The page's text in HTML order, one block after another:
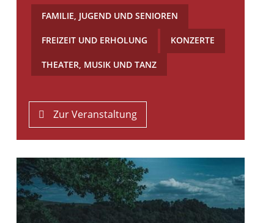
FAMILIE, JUGEND UND SENIOREN
FREIZEIT UND ERHOLUNG KONZERTE
THEATER, MUSIK UND TANZ
Zur Veranstaltung